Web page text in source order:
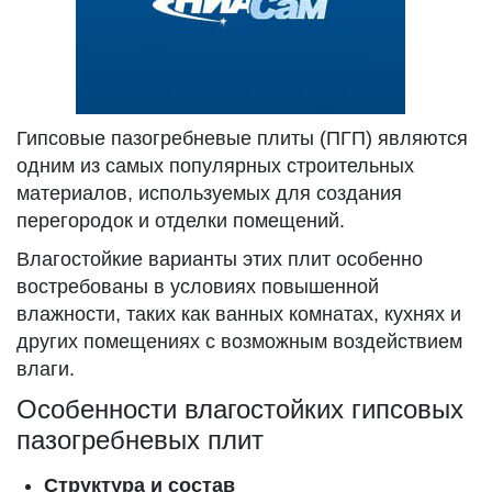
Гипсовые пазогребневые плиты (ПГП) являются
одним из самых популярных строительных
материалов, используемых для создания
перегородок и отделки помещений.
Влагостойкие варианты этих плит особенно
востребованы в условиях повышенной
влажности, таких как ванных комнатах, кухнях и
других помещениях с возможным воздействием
влаги.
Особенности влагостойких гипсовых
пазогребневых плит
Структура и состав